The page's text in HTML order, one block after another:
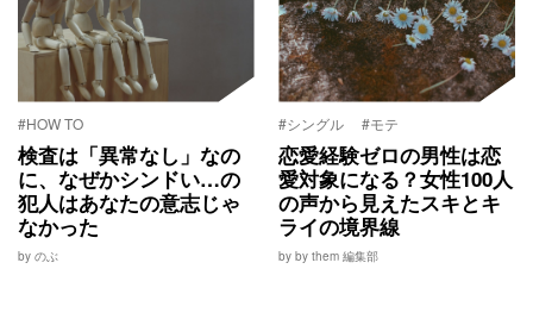
#HOW TO
検査は「異常なし」なの
に、なぜかシンドい…の
犯人はあなたの意志じゃ
なかった
by のぶ
#シングル #モテ
恋愛経験ゼロの男性は恋
愛対象になる？女性100人
の声から見えたスキとキ
ライの境界線
by by them 編集部